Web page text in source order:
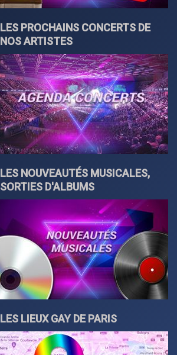
LES PROCHAINS CONCERTS DE
NOS ARTISTES
LES NOUVEAUTÉS MUSICALES,
SORTIES D'ALBUMS
LES LIEUX GAY DE PARIS